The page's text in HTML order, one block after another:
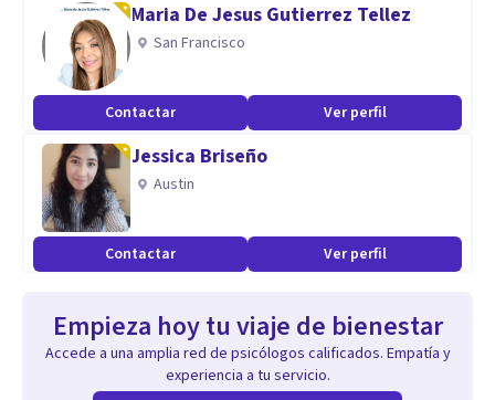
Maria De Jesus Gutierrez Tellez
San Francisco
Contactar Ver perfil
Jessica Briseño
Austin
Contactar Ver perfil
Empieza hoy tu viaje de bienestar
Accede a una amplia red de psicólogos calificados. Empatía y
experiencia a tu servicio.